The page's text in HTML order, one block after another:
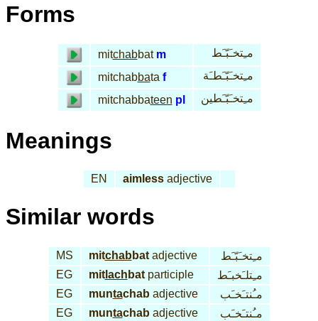
Forms
mitchabbat m
مـِتخـَبّـَط
mitchabbata f
مـِتخـَبّـَطـَة
mitchabbateen pl مـِتخـَبّـَطين
Meanings
EN aimlessadjective
Similar words
MS mitchabbatadjective
مـِتخـَبّـَط
EG
mitlach batparticiple
مـِتلـَخبـَط
EG
muntachabadjective
مـُنتـَخـَب
EG
muntachabadjective مـُنتـَخـَب